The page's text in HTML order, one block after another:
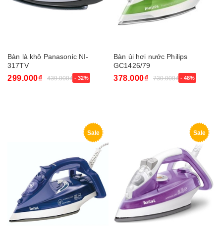
Bàn là khô Panasonic NI-
317TV
299.000₫ 439.000₫ - 32%
Bàn ủi hơi nước Philips
GC1426/79
378.000₫ 730.000₫ - 48%
Sale Sale